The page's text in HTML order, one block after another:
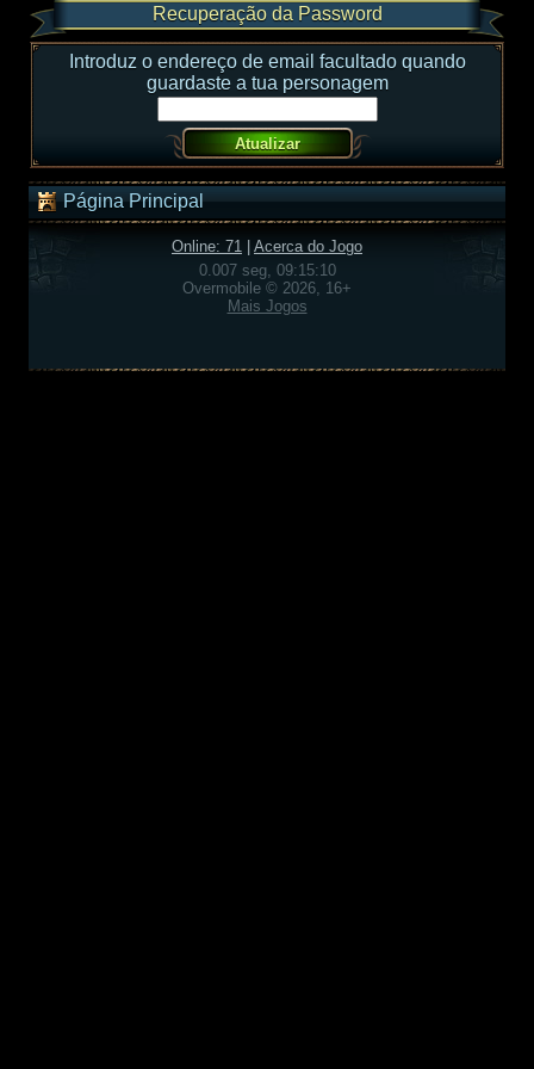
Recuperação da Password
Introduz o endereço de email facultado quando
guardaste a tua personagem
Página Principal
Online: 71
Acerca do Jogo
0.007 seg, 09:15:10
Overmobile © 2026, 16+
Mais Jogos